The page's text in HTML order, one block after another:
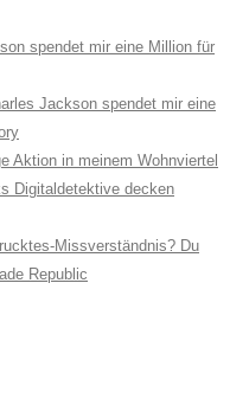
spendet mir eine Million für
Jackson spendet mir eine
Aktion in meinem Wohnviertel
Digitaldetektive decken
Missverständnis? Du
Republic